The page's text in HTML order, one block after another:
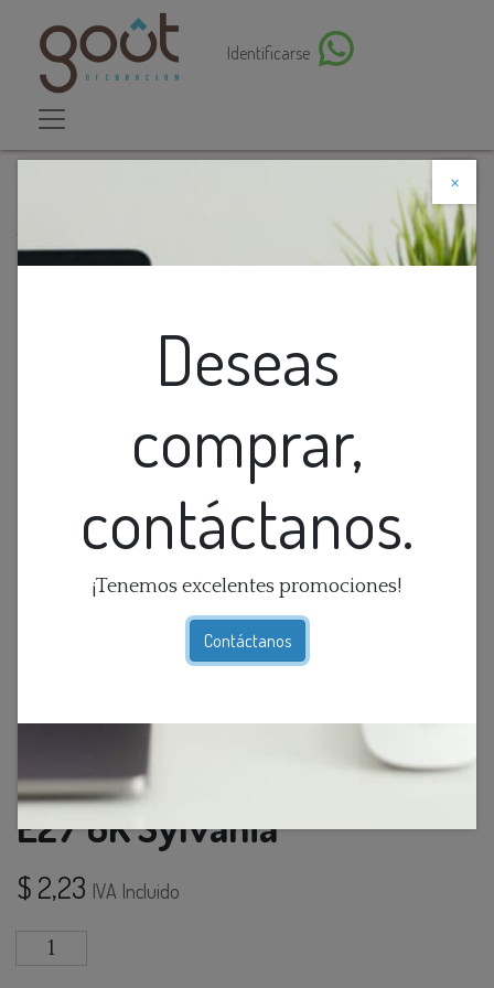
Identificarse
×
Deseas
comprar,
contáctanos.
¡Tenemos excelentes promociones!
Contáctanos
Descuento web
Foco Led High Power 20W E27 6K Sylvania
Foco Led High Power 20W
E27 6K Sylvania
$ 2,23 IVA Incluido